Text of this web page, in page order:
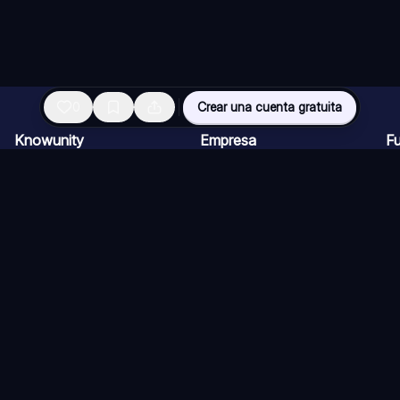
Crear una cuenta gratuita
Knowunity Empresa